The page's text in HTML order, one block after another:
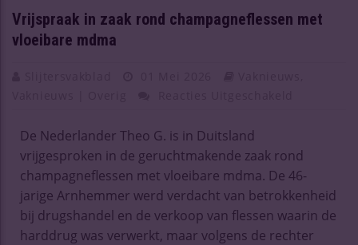
Vrijspraak in zaak rond champagneflessen met
vloeibare mdma
De Nederlander Theo G. is in Duitsland
vrijgesproken in de geruchtmakende zaak rond
champagneflessen met vloeibare mdma. De 46-
jarige Arnhemmer werd verdacht van betrokkenheid
bij drugshandel en de verkoop van flessen waarin de
harddrug was verwerkt, maar volgens de rechter